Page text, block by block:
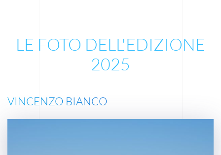
LE FOTO DELL'EDIZIONE
2025
VINCENZO BIANCO